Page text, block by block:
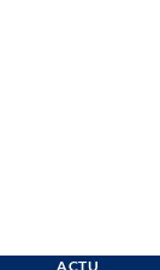
ACTU